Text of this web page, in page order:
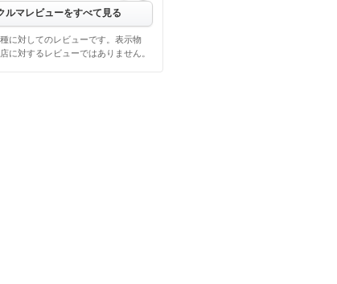
ルマレビューをすべて見る
に対してのレビューです。表示物
に対するレビューではありません。